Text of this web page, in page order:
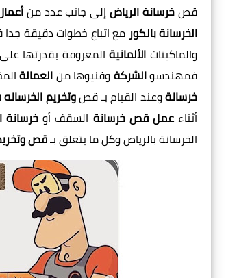
قصخرسانة الرياضإلى جانب عدد من
الخرسانة بالكور مع اتباع خطوات دقيقة
والماكينات الألمانية المعروفة بقدرتها
فمهندسوالشركةوفنيوها منالعمالة
خرسانةوعند القيام بـ قصوتخريم
أثناءعمل قص خرسانة السقف أوخرسانة
الخرسانة بالرياض وكل ما يتعلق بـقص